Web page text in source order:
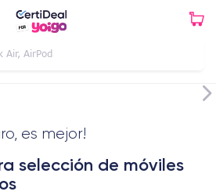
es mejor!
selección de móviles